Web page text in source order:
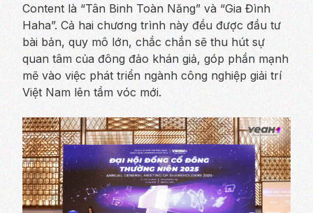
Content là “Tân Binh Toàn Năng” và “Gia Đình
Haha”. Cả hai chương trình này đều được đầu tư
bài bản, quy mô lớn, chắc chắn sẽ thu hút sự
quan tâm của đông đảo khán giả, góp phần mạnh
mẽ vào việc phát triển ngành công nghiệp giải trí
Việt Nam lên tầm vóc mới.